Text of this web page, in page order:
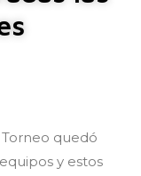
quedó
y estos